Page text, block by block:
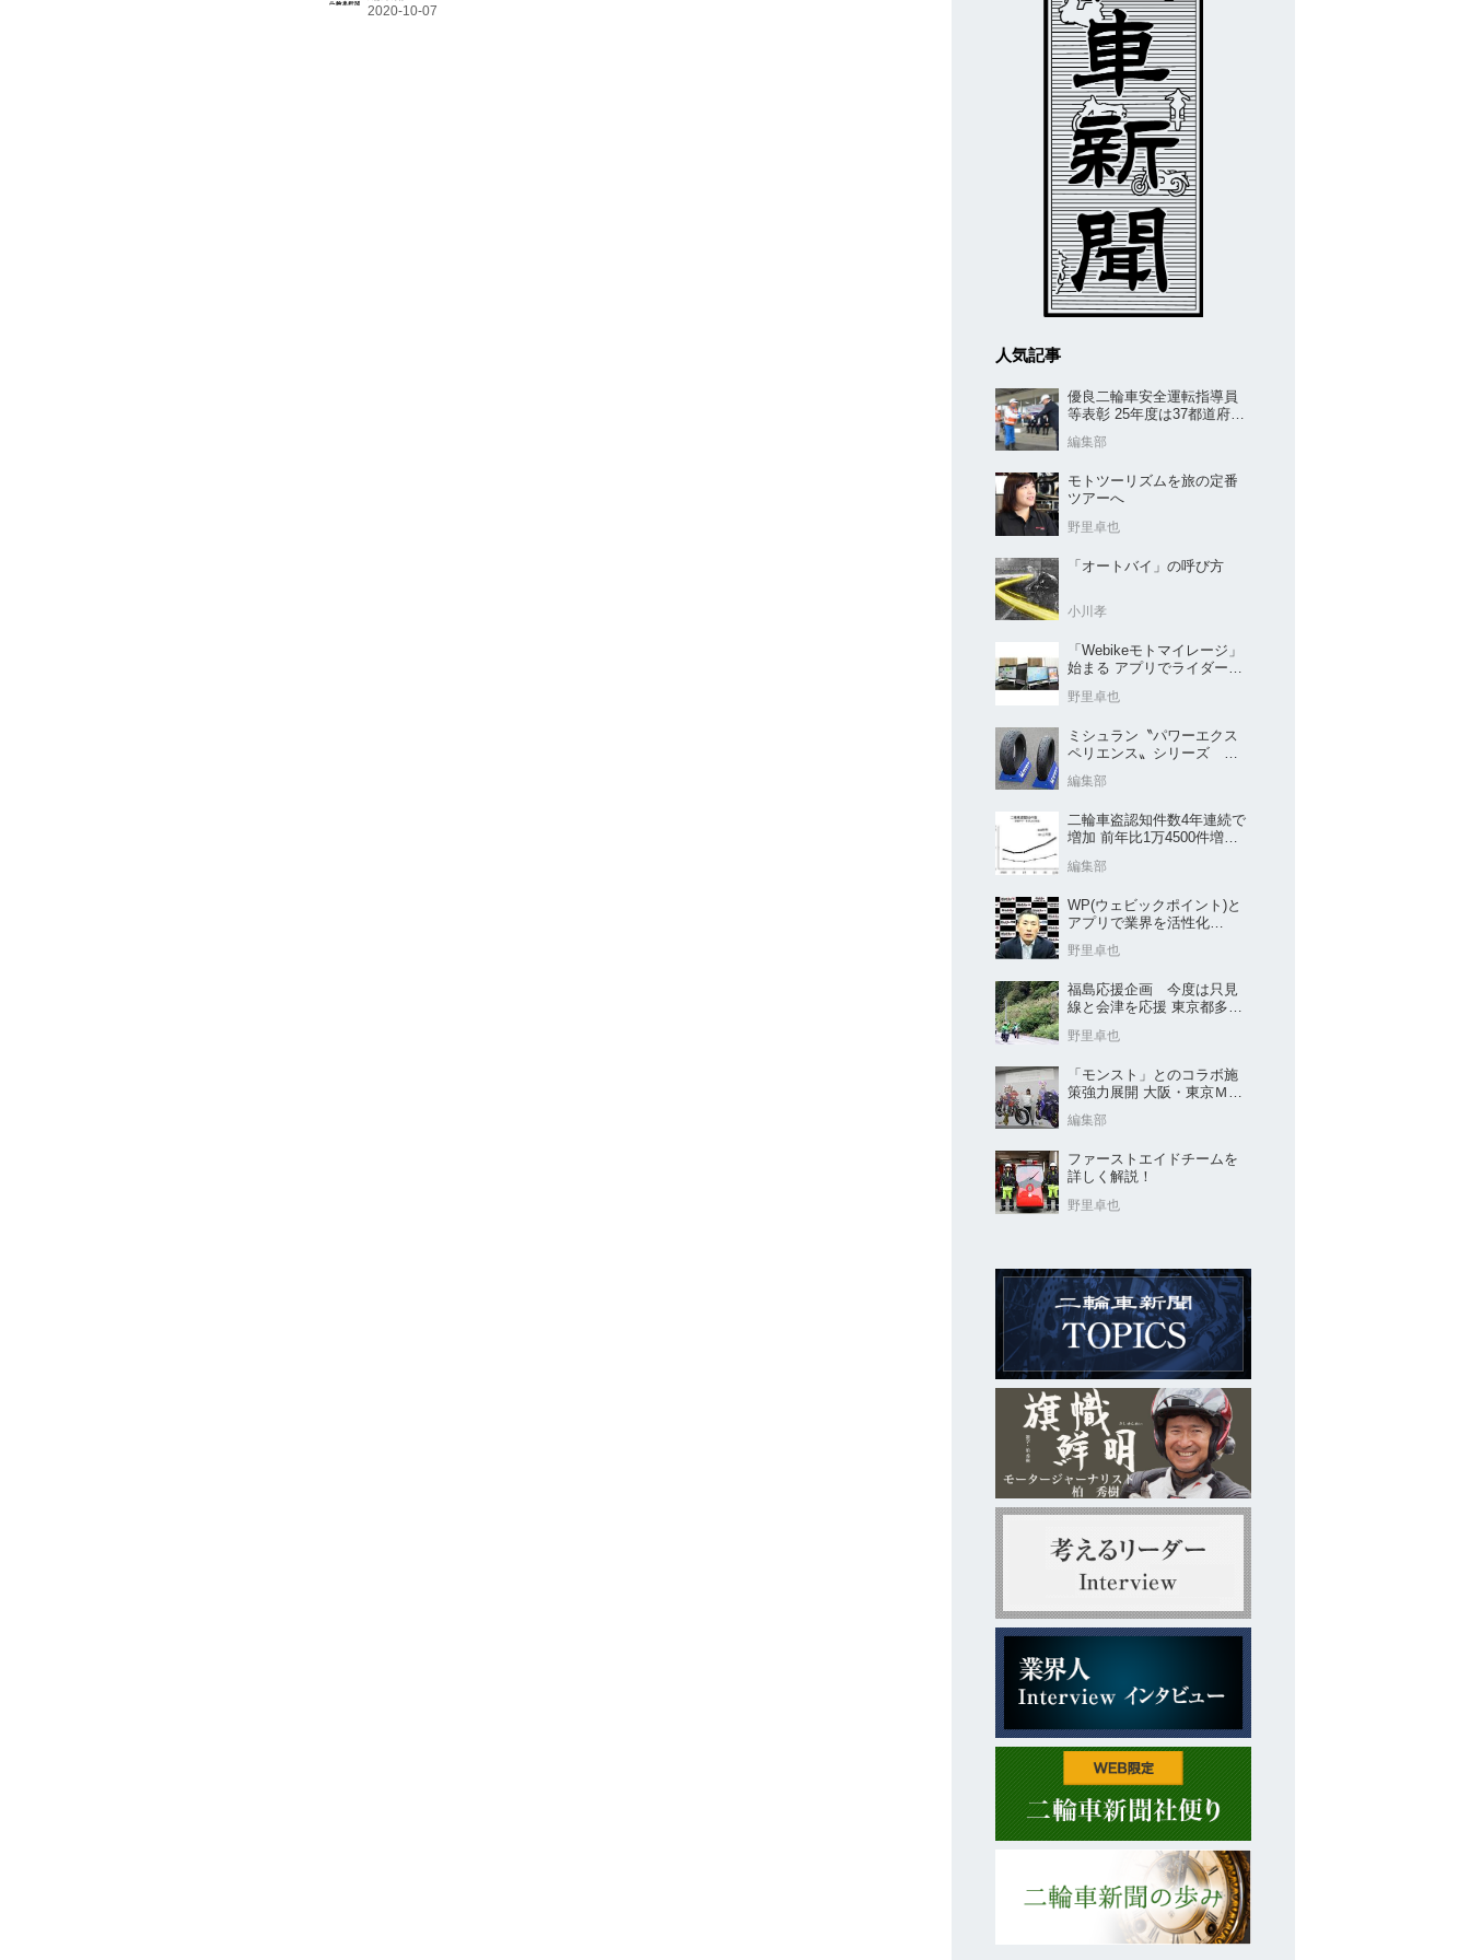
人気記事
優良二輪車安全運転指導員
等表彰 25年度は37都道府県
編集部
モトツーリズムを旅の定番
ツアーへ
野里卓也
「オートバイ」の呼び方
小川孝
「Webikeモトマイレージ」
始まる アプリでライダーと
野里卓也
ミシュラン〝パワーエクス
ペリエンス〟シリーズ
売
編集部
二輪車盗認知件数4年連続で
増加 前年比1万4500件増／
編集部
WP(ウェビックポイント)と
アプリで業界を活性化
野里卓也
福島応援企画 今度は只見
線と会津を応援 東京都多摩
野里卓也
「モンスト」とのコラボ施
策強力展開 大阪・東京ＭＣ
編集部
ファーストエイドチームを
詳しく解説！
野里卓也